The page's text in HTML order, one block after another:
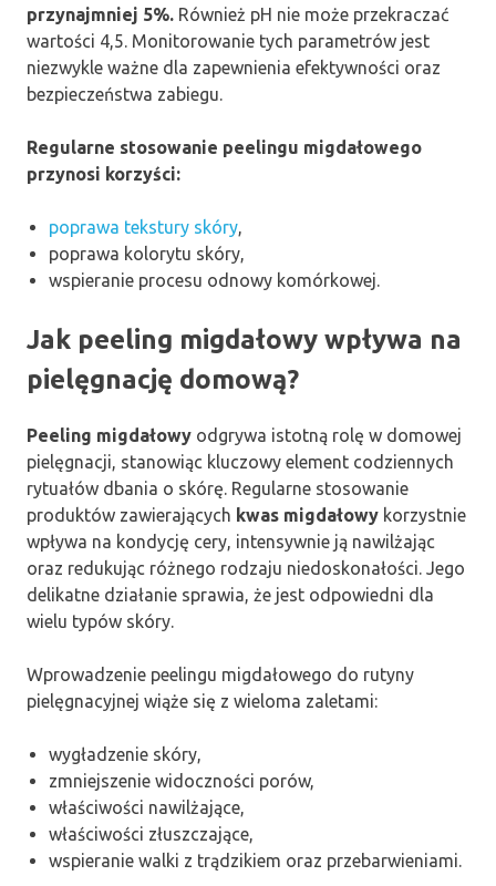
przynajmniej 5%. Również pH nie może przekraczać
wartości 4,5. Monitorowanie tych parametrów jest
niezwykle ważne dla zapewnienia efektywności oraz
bezpieczeństwa zabiegu.
Regularne stosowanie peelingu migdałowego
przynosi korzyści:
poprawa tekstury skóry,
poprawa kolorytu skóry,
wspieranie procesu odnowy komórkowej.
Jak peeling migdałowy wpływa na
pielęgnację domową?
Peeling migdałowy odgrywa istotną rolę w domowej
pielęgnacji, stanowiąc kluczowy element codziennych
rytuałów dbania o skórę. Regularne stosowanie
produktów zawierających kwas migdałowy korzystnie
wpływa na kondycję cery, intensywnie ją nawilżając
oraz redukując różnego rodzaju niedoskonałości. Jego
delikatne działanie sprawia, że jest odpowiedni dla
wielu typów skóry.
Wprowadzenie peelingu migdałowego do rutyny
pielęgnacyjnej wiąże się z wieloma zaletami:
wygładzenie skóry,
zmniejszenie widoczności porów,
właściwości nawilżające,
właściwości złuszczające,
wspieranie walki z trądzikiem oraz przebarwieniami.